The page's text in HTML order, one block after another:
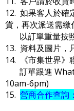
12. 如果客人於確
貨，再次派送需繳
以訂單重量按照
13. 資料及圖片，
14. 《市集世界》
訂單跟進
10am-6pm)
15. 營商合作查詢